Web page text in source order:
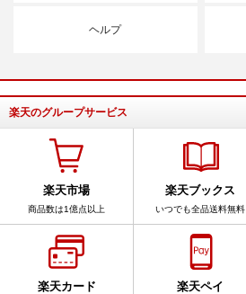
ヘルプ
楽天のグループサービス
楽天市場
商品数は1億点以上
楽天ブックス
いつでも全品送料無料
楽天カード 楽天ペイ